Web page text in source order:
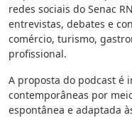
redes sociais do Senac
entrevistas, debates e
comércio, turismo,
profissional.
A proposta do podcast é
contemporâneas por
espontânea e adaptada